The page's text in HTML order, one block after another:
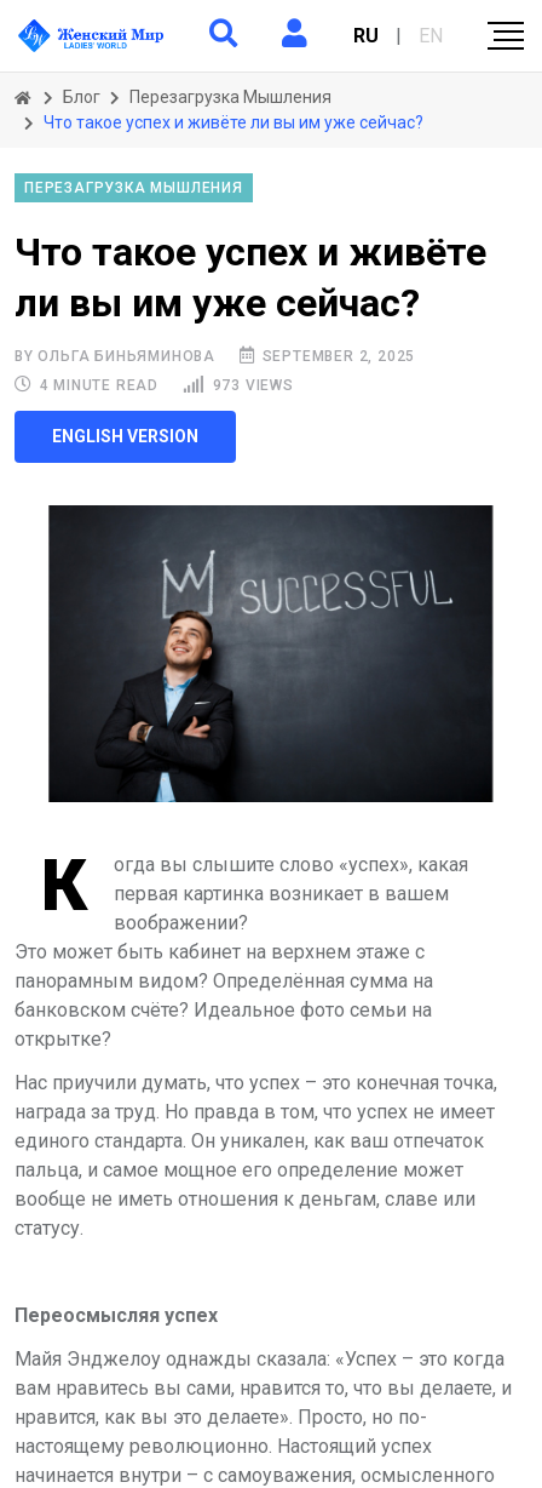
RU | EN
Блог
Перезагрузка Мышления
Что такое успех и живёте ли вы им уже сейчас?
ПЕРЕЗАГРУЗКА МЫШЛЕНИЯ
Что такое успех и живёте
ли вы им уже сейчас?
BY ОЛЬГА БИНЬЯМИНОВА
SEPTEMBER 2, 2025
4 MINUTE READ
973 VIEWS
ENGLISH VERSION
К
огда вы слышите слово «успех», какая
первая картинка возникает в вашем
воображении?
Это может быть кабинет на верхнем этаже с
панорамным видом? Определённая сумма на
банковском счёте? Идеальное фото семьи на
открытке?
Нас приучили думать, что успех – это конечная точка,
награда за труд. Но правда в том, что успех не имеет
единого стандарта. Он уникален, как ваш отпечаток
пальца, и самое мощное его определение может
вообще не иметь отношения к деньгам, славе или
статусу.
Переосмысляя успех
Майя Энджелоу однажды сказала: «Успех – это когда
вам нравитесь вы сами, нравится то, что вы делаете, и
нравится, как вы это делаете». Просто, но по-
настоящему революционно. Настоящий успех
начинается внутри – с самоуважения, осмысленного